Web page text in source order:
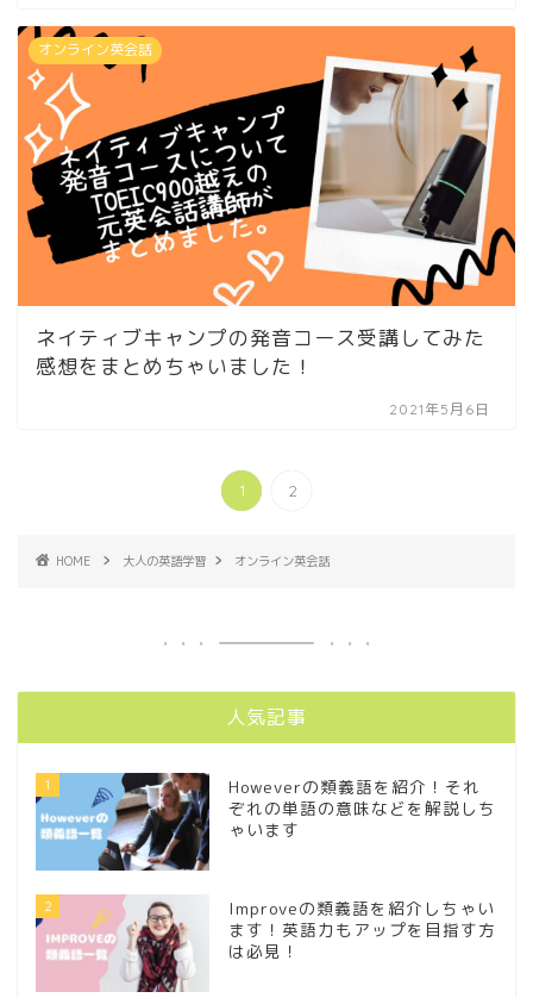
オンライン英会話
ネイティブキャンプの発音コース受講してみた
感想をまとめちゃいました！
2021年5月6日
1 2
HOME 大人の英語学習 オンライン英会話
人気記事
1
Howeverの類義語を紹介！それ
ぞれの単語の意味などを解説しち
ゃいます
2
Improveの類義語を紹介しちゃい
ます！英語力もアップを目指す方
は必見！